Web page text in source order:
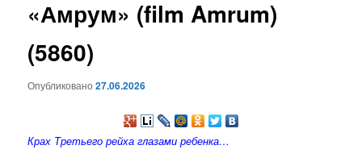
«Амрум» (film Amrum)
(5860)
Опубликовано27.06.2026
Крах Третьего рейха глазами ребенка…